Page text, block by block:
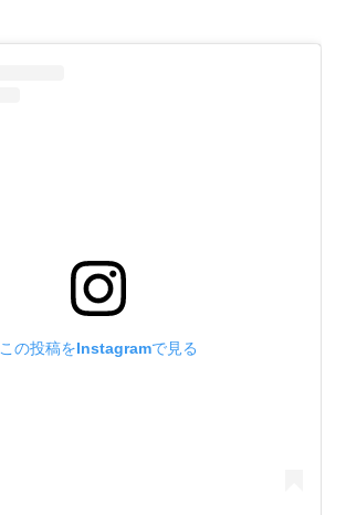
この投稿をInstagramで見る